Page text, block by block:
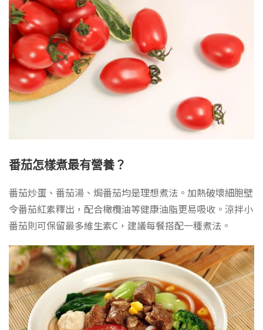
番茄怎樣煮最有營養？
番茄炒蛋、番茄湯、焗番茄均是理想煮法。加熱破壞細胞壁
令番茄紅素釋出，配合橄欖油等健康油脂更易吸收。涼拌小
番茄則可保留最多維生素C，建議每餐搭配一種煮法。